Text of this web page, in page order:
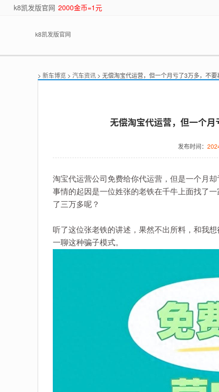
k8凯发版官网 2000金币=1元
k8凯发版官网
> 新车博览 > 汽车资讯 > 无偿淘宝代运营，但一个月亏了3万多，不
无偿淘宝代运营，但一个
发布时间：
淘宝代运营公司免费给你代运营，但是一个月
事情的起因是一位姓张的老铁在千牛上面找了
了三万多呢？
听了这位张老铁的讲述，果然不出所料，和我
一聊这种骗子模式。